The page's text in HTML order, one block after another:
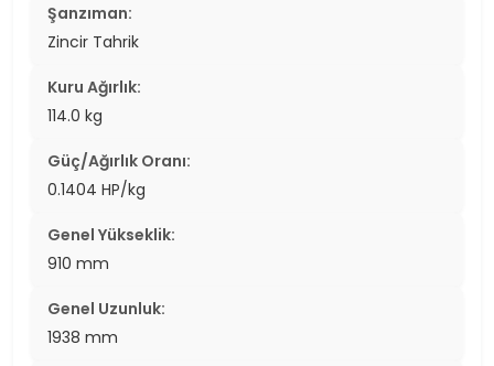
Şanzıman:
Zincir Tahrik
Kuru Ağırlık:
114.0 kg
Güç/Ağırlık Oranı:
0.1404 HP/kg
Genel Yükseklik:
910 mm
Genel Uzunluk:
1938 mm